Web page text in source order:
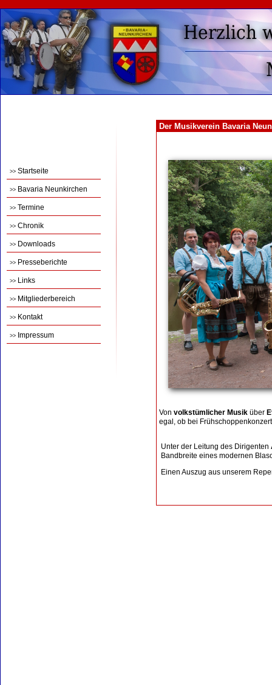
>> Startseite
>> Bavaria Neunkirchen
>> Termine
>> Chronik
>> Downloads
>> Presseberichte
>> Links
>> Mitgliederbereich
>> Kontakt
>> Impressum
Der Musikverein Bavaria
Von volkstümlicher Musik über
egal, ob bei
Unter der Leitung des Dirigenten
Bandbreite eines modernen
Einen Auszug aus unserem